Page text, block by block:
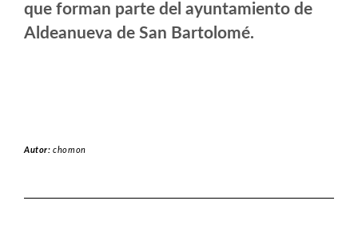
que forman parte del ayuntamiento de
Aldeanueva de San Bartolomé.
Autor:chomon